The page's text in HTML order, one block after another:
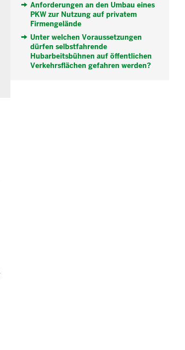
Anforderungen an den Umbau eines
PKW zur Nutzung auf privatem
Firmengelände
Unter welchen Voraussetzungen
dürfen selbstfahrende
Hubarbeitsbühnen auf öffentlichen
Verkehrsflächen gefahren werden?